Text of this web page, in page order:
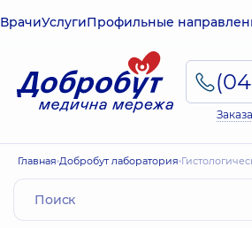
ВрачиУслугиПрофильные
Главная Добробут лаборатория Гистологическое исследование